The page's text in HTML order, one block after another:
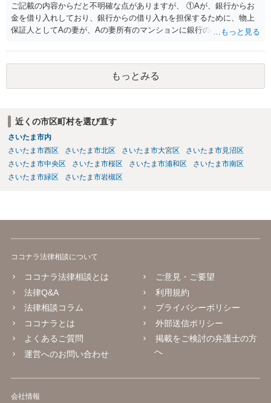
ご記載の内容からだと不明確な点がありますが、 ①Aが、銀行からお
金を借り入れしており、銀行からの借り入れを担保するために、物上
保証人としてAの妻が、Aの妻所有のマンションに銀行の根抵当権を入
を担保するために、根抵当権としてAの妻のマンションに根抵当権が設
定されているという可能性 です。 状況からすると、①だと思います。
①だとした場合、現状ですと、Aには全く弁済能力がないので、回収は
非常に厳しいと思われます。
もっとみる
近くの市区町村を選び直す
さいたま市内
さいたま市西区
さいたま市北区 さいたま市大宮区
さいたま市見沼区
さいたま市中央区
さいたま市桜区 さいたま市浦和区
さいたま市南区
さいたま市緑区
さいたま市岩槻区
ココナラ法律相談について
ココナラ法律相談とは
法律Q&A
法律相談コラム
ココナラとは
よくあるご質問
運営へのお問い合わせ
ご意見・ご要望
利用規約
プライバシーポリシー
外部送信ポリシー
掲載をご検討の弁護士の方
へ
会社情報